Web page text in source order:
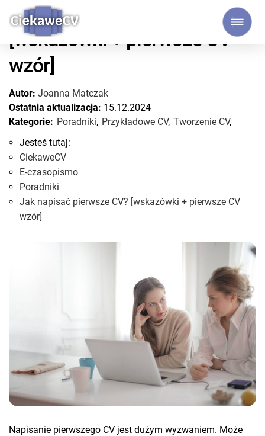
Jak napisać pierwsze CV?
[wskazówki + pierwsze CV
wzór]
Autor: Joanna Matczak
Ostatnia aktualizacja: 15.12.2024
Kategorie: Poradniki, Przykładowe CV, Tworzenie CV,
Jesteś tutaj:
CiekaweCV
E-czasopismo
Poradniki
Jak napisać pierwsze CV? [wskazówki + pierwsze CV
wzór]
Napisanie pierwszego CV jest dużym wyzwaniem. Może